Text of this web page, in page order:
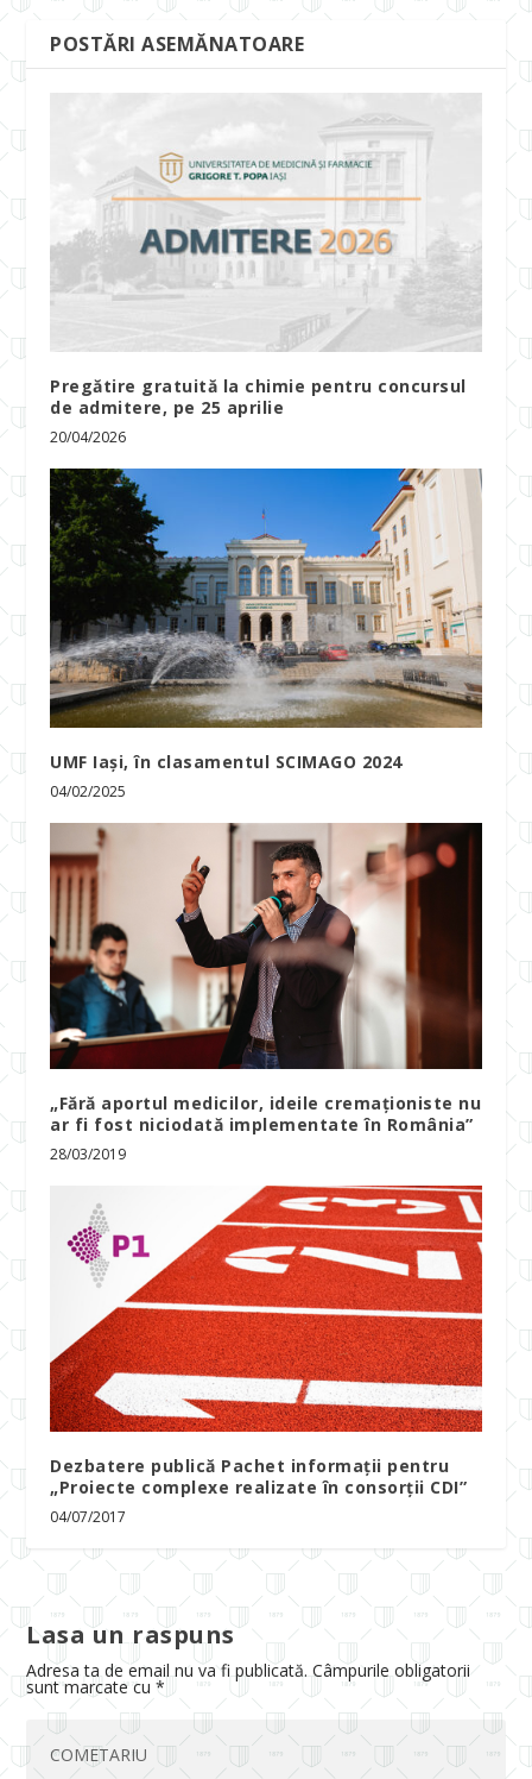
POSTĂRI ASEMĂNATOARE
Pregătire gratuită la chimie pentru concursul
de admitere, pe 25 aprilie
20/04/2026
UMF Iași, în clasamentul SCIMAGO 2024
04/02/2025
„Fără aportul medicilor, ideile cremaționiste nu
ar fi fost niciodată implementate în România”
28/03/2019
Dezbatere publică Pachet informații pentru
„Proiecte complexe realizate în consorţii CDI”
04/07/2017
Lasa un raspuns
Adresa ta de email nu va fi publicată. Câmpurile obligatorii
sunt marcate cu*